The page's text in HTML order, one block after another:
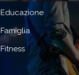
Educazione
Famiglia
Fitness